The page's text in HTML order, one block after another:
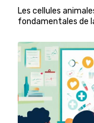
Les cellules
fondamentales de